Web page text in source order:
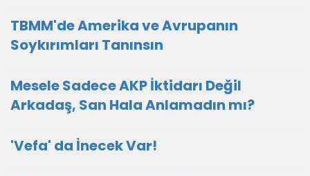
TBMM'de Amerika ve Avrupanın
Soykırımları Tanınsın
Mesele Sadece AKP İktidarı Değil
Arkadaş, San Hala Anlamadın mı?
'Vefa' da İnecek Var!